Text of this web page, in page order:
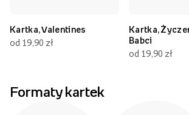
Kartka, Valentines
od 19,90 zł
Kartka,
Babci
od 19,90 zł
Formaty kartek